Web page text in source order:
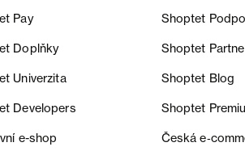
Pay Shoptet
Doplňky Shoptet
Univerzita Shoptet Blog
Developers Shoptet
e-shop Česká